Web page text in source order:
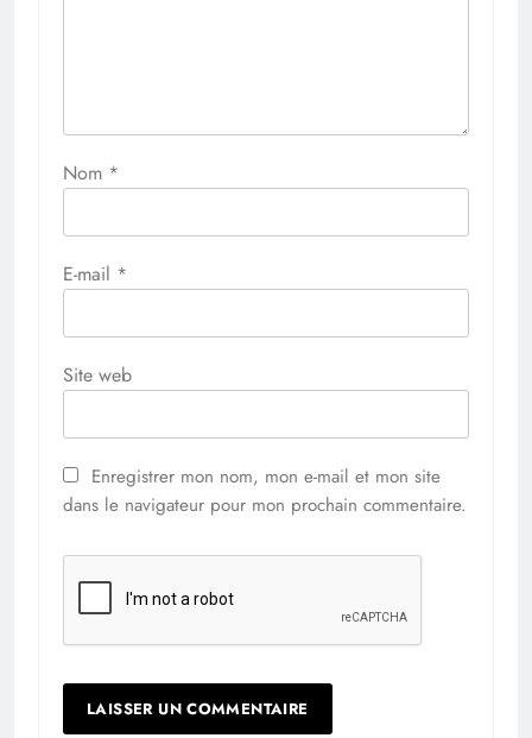
Nom *
E-mail *
Site web
Enregistrer mon nom, mon e-mail et mon site
dans le navigateur pour mon prochain commentaire.